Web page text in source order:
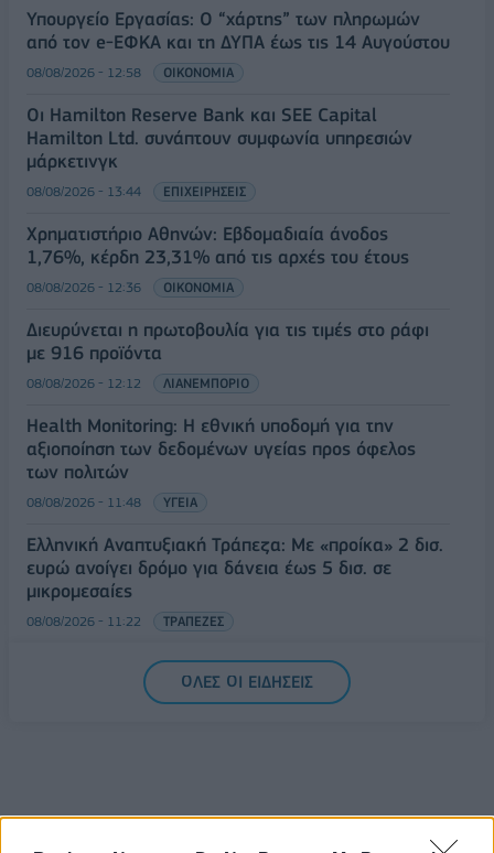
Υπουργείο Εργασίας: Ο “χάρτης” των πληρωμών
από τον e-ΕΦΚΑ και τη ΔΥΠΑ έως τις 14 Αυγούστου
08/08/2026 - 12:58 ΟΙΚΟΝΟΜΙΑ
Οι Hamilton Reserve Bank και SEE Capital
Hamilton Ltd. συνάπτουν συμφωνία υπηρεσιών
μάρκετινγκ
08/08/2026 - 13:44 ΕΠΙΧΕΙΡΗΣΕΙΣ
Χρηματιστήριο Αθηνών: Εβδομαδιαία άνοδος
1,76%, κέρδη 23,31% από τις αρχές του έτους
08/08/2026 - 12:36 ΟΙΚΟΝΟΜΙΑ
Διευρύνεται η πρωτοβουλία για τις τιμές στο ράφι
με 916 προϊόντα
08/08/2026 - 12:12 ΛΙΑΝΕΜΠΟΡΙΟ
Health Monitoring: Η εθνική υποδομή για την
αξιοποίηση των δεδομένων υγείας προς όφελος
των πολιτών
08/08/2026 - 11:48 ΥΓΕΙΑ
Ελληνική Αναπτυξιακή Τράπεζα: Με «προίκα» 2 δισ.
ευρώ ανοίγει δρόμο για δάνεια έως 5 δισ. σε
μικρομεσαίες
08/08/2026 - 11:22 ΤΡΑΠΕΖΕΣ
5G παντού, 6G στον ορίζοντα: Πού βρίσκεται η
Ελλάδα στη μεγάλη τεχνολογική μετάβαση
ΟΛΕΣ ΟΙ ΕΙΔΗΣΕΙΣ